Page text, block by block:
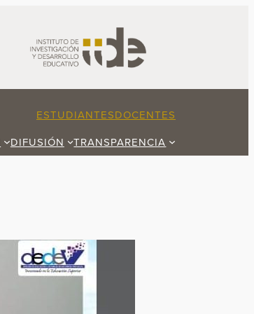
ESTUDIANTESDOCENTES
DIFUSIÓN TRANSPARENCIA